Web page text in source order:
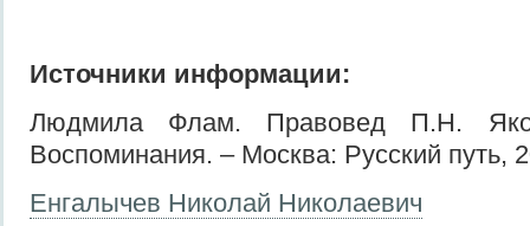
Источники информации:
Людмила Флам. Правовед П.Н.
Воспоминания. – Москва: Русский путь,
Енгалычев Николай Николаевич